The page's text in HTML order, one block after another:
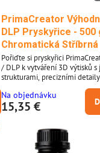
PrimaCreator
DLP Pryskyřice - 500
Chromatická Stříbrná
Pořiďte si pryskyřici
/ DLP k vytváření 3D výtisků
strukturami, precizními
nádhernými povrchy.
pryskyřici na své UV LED a
v rozsahu vlnových délek 395
nanometrů. Vlastnosti materiálu pryskyřice
PrimaCreator Value UV /
UV-LED a DLP-3D tiskárnách -
Optimalizováno pro
Na objednávku
15,35 €